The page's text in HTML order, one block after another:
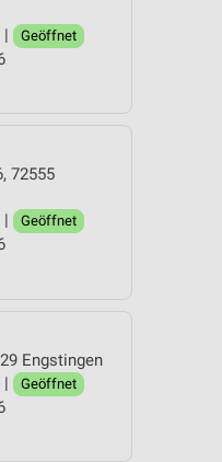
|
Geöffnet
72555
|
Geöffnet
Engstingen
|
Geöffnet